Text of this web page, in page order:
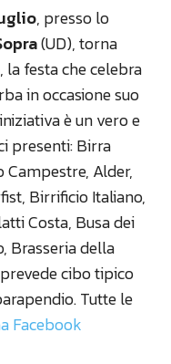
, presso lo
(UD), torna
, la festa che celebra
in occasione suo
è un vero e
presenti: Birra
Campestre, Alder,
Birrificio Italiano,
Costa, Busa dei
Brasseria della
cibo tipico
Tutte le
Facebook